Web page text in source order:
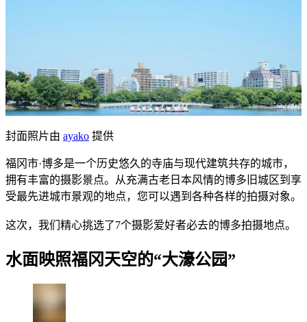
封面照片由 ayako 提供
福冈市·博多是一个历史悠久的寺庙与现代建筑共存的城市，
拥有丰富的摄影景点。从充满古老日本风情的博多旧城区到享
受最先进城市景观的地点，您可以遇到各种各样的拍摄对象。
这次，我们精心挑选了7个摄影爱好者必去的博多拍摄地点。
水面映照福冈天空的“大濠公园”